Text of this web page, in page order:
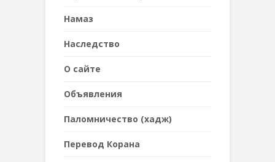
Намаз
Наследствo
О сайте
Объявления
Паломничество (хадж)
Перевод Корана